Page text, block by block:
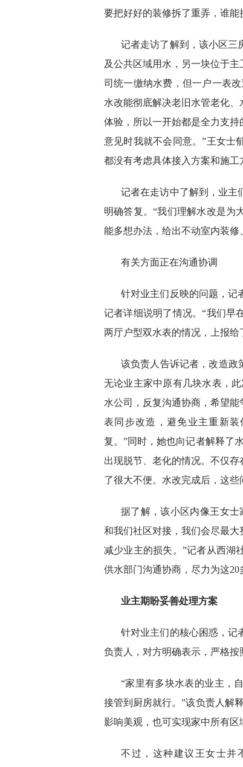
要把好好的装修拆了重弄，谁能
记者走访了解到，该小区三
及公共区域用水，另一块位于
司统一缴纳水费，但一户一表
水改能彻底解决老旧水管老化
体验，所以一开始都是全力支
意见时我就不会同意。”王女士
都没有考虑具体接入方案和施工
记者在走访中了解到，业主
明确答复。“我们理解水改是为
能多想办法，给出不动室内装修
有关方面正在沟通协调
针对业主们反映的问题，记
记者详细说明了情况。“我们早
两厅户型双水表的情况，上报给
该负责人告诉记者，改造政
无论业主家中原有几块水表，
水公司，反复沟通协商，希望
表同步改造，避免业主重新
复。”同时，她也向记者解释了
出现脱节、老化的情况。不仅
了很大不便。水改完成后，这
据了解，该小区内像王女士
和我们社区对接，我们会尽最
减少业主的损失。”记者从西湖
供水部门沟通协商，尽力为这20
业主期盼妥善处理方案
针对业主们的核心困惑，记
负责人，对方明确表示，严格按
“家里有多块水表的业主，
接管到厨房就行。”该负责人解
影响美观，也可实现家中所有区
不过，这种建议王女士并